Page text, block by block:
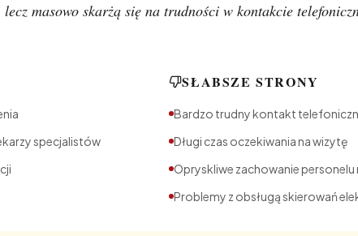
masowo skarżą się na trudności w kontakcie
specjalistów
SŁABSZE STRONY
Bardzo trudny kontakt
Długi czas oczekiwania na wizytę
Opryskliwe zachowanie personelu
Problemy z obsługą skierowań